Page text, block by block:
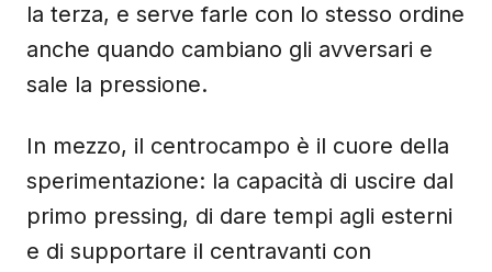
la terza, e serve farle con lo stesso ordine
anche quando cambiano gli avversari e
sale la pressione.
In mezzo, il centrocampo è il cuore della
sperimentazione: la capacità di uscire dal
primo pressing, di dare tempi agli esterni
e di supportare il centravanti con